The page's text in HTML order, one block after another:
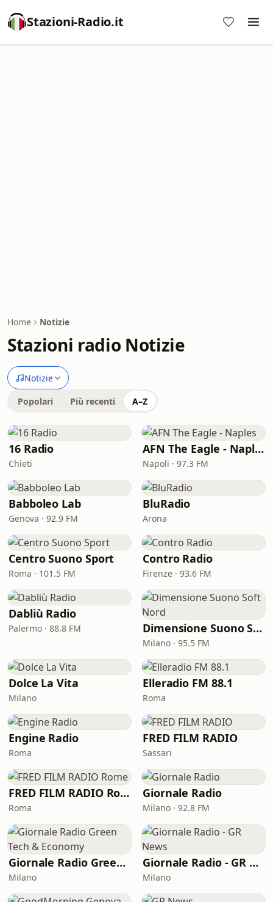
Stazioni-Radio.it
Home Notizie
Stazioni radio Notizie
Notizie
Popolari Più recenti A–Z
16 Radio
Chieti
AFN The Eagle - Naples
Napoli · 97.3 FM
Babboleo Lab
Genova · 92.9 FM
BluRadio
Arona
Centro Suono Sport
Roma · 101.5 FM
Contro Radio
Firenze · 93.6 FM
Dabliù Radio
Palermo · 88.8 FM Dimensione Suono Soft Nord
Milano · 95.5 FM
Dolce La Vita
Milano
Elleradio FM 88.1
Roma
Engine Radio
Roma
FRED FILM RADIO
Sassari
FRED FILM RADIO Rome
Roma
Giornale Radio
Milano · 92.8 FM
Giornale Radio Green Tech & Economy
Milano
Giornale Radio - GR News
Milano